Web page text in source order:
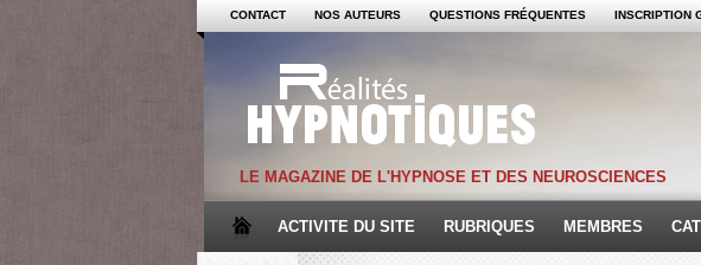
CONTACT NOS AUTEURS QUESTIONS FRÉQUENTES INSCRIPTION
LE MAGAZINE DE L'HYPNOSE ET DES NEUROSCIENCES
ACTIVITE DU SITE RUBRIQUES MEMBRES